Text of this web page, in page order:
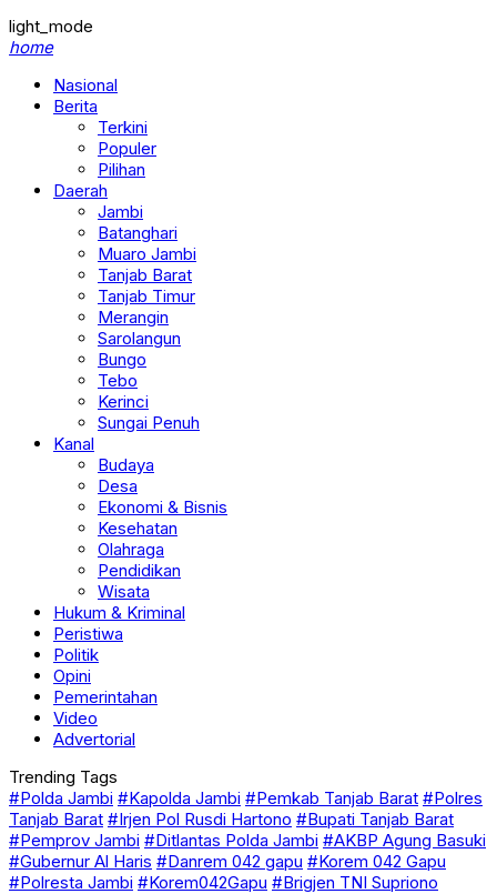
light_mode
home
Nasional
Berita
Terkini
Populer
Pilihan
Daerah
Jambi
Batanghari
Muaro Jambi
Tanjab Barat
Tanjab Timur
Merangin
Sarolangun
Bungo
Tebo
Kerinci
Sungai Penuh
Kanal
Budaya
Desa
Ekonomi & Bisnis
Kesehatan
Olahraga
Pendidikan
Wisata
Hukum & Kriminal
Peristiwa
Politik
Opini
Pemerintahan
Video
Advertorial
Trending Tags
#Polda Jambi #Kapolda Jambi #Pemkab Tanjab Barat #Polres
Tanjab Barat #Irjen Pol Rusdi Hartono #Bupati Tanjab Barat
#Pemprov Jambi #Ditlantas Polda Jambi #AKBP Agung Basuki
#Gubernur Al Haris #Danrem 042 gapu #Korem 042 Gapu
#Polresta Jambi #Korem042Gapu #Brigjen TNI Supriono